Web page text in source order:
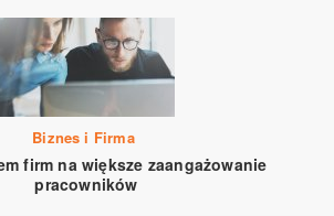
Biznes i Firma
firm na większe zaangażowanie
pracowników